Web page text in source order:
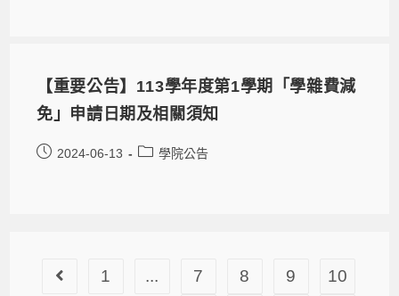
【重要公告】113學年度第1學期「學雜費減
免」申請日期及相關須知
2024-06-13 學院公告
1 ... 7 8 9
10